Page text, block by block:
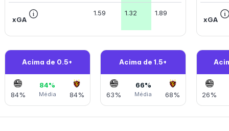
xGA
1.59 1.32 1.89
xGA
Acima de 0.5+
84%
84%
Média 84%
Acima de 1.5+
63%
66%
Média 68% 26%